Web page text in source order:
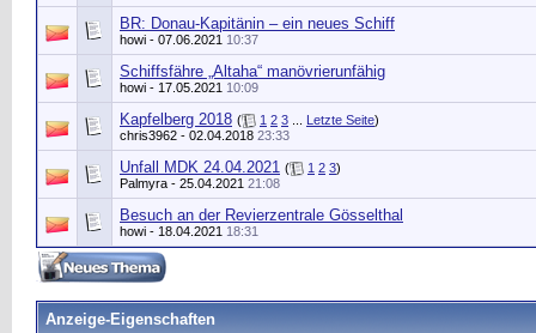
BR: Donau-Kapitänin – ein neues Schiff
howi - 07.06.2021 10:37
Schiffsfähre „Altaha“ manövrierunfähig
howi - 17.05.2021 10:09
Kapfelberg 2018 ( 1 2 3 Letzte Seite)
chris3962 - 02.04.2018 23:33
Unfall MDK 24.04.2021 ( 1 2 3)
Palmyra - 25.04.2021 21:08
Besuch an der Revierzentrale Gösselthal
howi - 18.04.2021 18:31
Anzeige-Eigenschaften